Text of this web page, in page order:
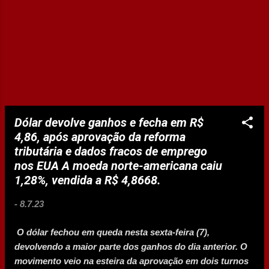
Dólar devolve ganhos e fecha em R$
4,86, após aprovação da reforma
tributária e dados fracos de emprego
nos EUA A moeda norte-americana caiu
1,28%, vendida a R$ 4,8668.
- 8.7.23
O dólar fechou em queda nesta sexta-feira (7),
devolvendo a maior parte dos ganhos do dia anterior. O
movimento veio na esteira da aprovação em dois turnos